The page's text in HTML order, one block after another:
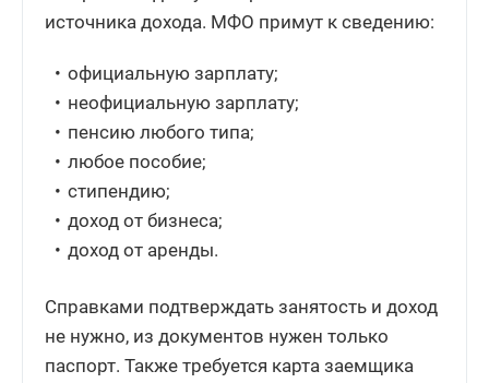
источника дохода. МФО примут к сведению:
официальную зарплату;
неофициальную зарплату;
пенсию любого типа;
любое пособие;
стипендию;
доход от бизнеса;
доход от аренды.
Справками подтверждать занятость и доход
не нужно, из документов нужен только
паспорт. Также требуется карта заемщика